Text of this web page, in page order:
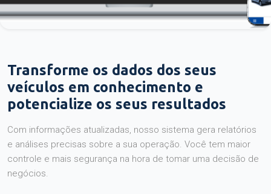
Transforme os dados dos seus
veículos em conhecimento e
potencialize os seus resultados
Com informações atualizadas, nosso sistema gera relatórios
e análises precisas sobre a sua operação. Você tem maior
controle e mais segurança na hora de tomar uma decisão de
negócios.